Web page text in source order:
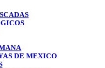
DE MEXICO